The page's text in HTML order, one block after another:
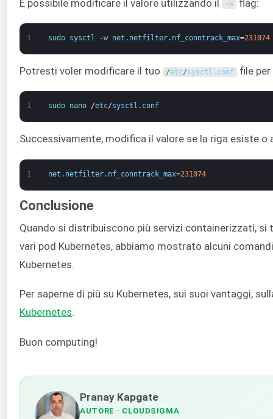
È possibile modificare il valore utilizzando il -w flag:
1 sudo sysctl -w net . netfilter. nf_conntrack_max=231074
Potresti voler modificare il tuo /etc/sysctl . conf file per
1 sudo nano /etc/sysctl . conf
Successivamente, modifica il valore se la riga esiste
1 net . netfilter. nf_conntrack_max=231074
Conclusione
Quando si distribuiscono più servizi containerizzati,
vari pod Kubernetes, abbiamo mostrato alcuni
Kubernetes.
Per saperne di più su Kubernetes, sui suoi vantaggi,
Kubernetes.
Buon computing!
Pranay Kapgate
AUTORE · CLOUDSIGMA